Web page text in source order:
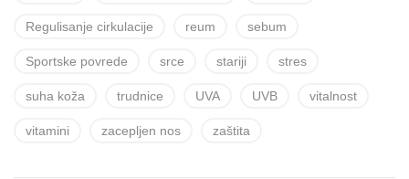
Regulisanje cirkulacije reum sebum
Sportske povrede srce stariji stres
suha koža trudnice UVA UVB vitalnost
vitamini zacepljen nos zaštita